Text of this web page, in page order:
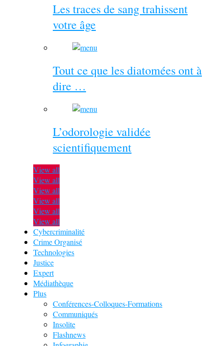
Les traces de sang trahissent
votre âge
Tout ce que les diatomées ont à
dire …
L’odorologie validée
scientifiquement
View all
View all
View all
View all
View all
View all
Cybercriminalité
Crime Organisé
Technologies
Justice
Expert
Médiathèque
Plus
Conférences-Colloques-Formations
Communiqués
Insolite
Flashnews